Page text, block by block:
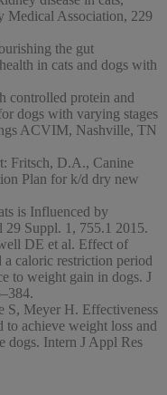
Medical Association, 229
the gut
in cats and dogs with
controlled protein and
dogs with varying stages
ACVIM, Nashville, TN
Fritsch, D.A., Canine
Plan for k/d dry new
is Influenced by
29 Suppl. 1, 755.1 2015.
DE et al. Effect of
caloric restriction period
to weight gain in dogs. J
S, Meyer H. Effectiveness
to achieve weight loss and
dogs. Intern J Appl Res